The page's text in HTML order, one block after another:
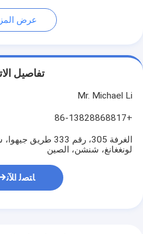
عرض
تفاصيل
Mr. Michael Li
+86-13828868817
الغرفة 305، رقم 333
لونغغانغ، شنشن، الصين
ﺎﺘﺼﻟ ﺍﻶﻧ